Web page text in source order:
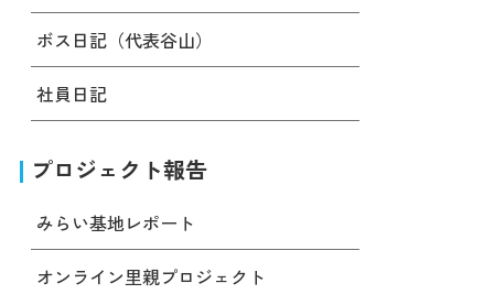
ボス日記（代表谷山）
社員日記
プロジェクト報告
みらい基地レポート
オンライン里親プロジェクト